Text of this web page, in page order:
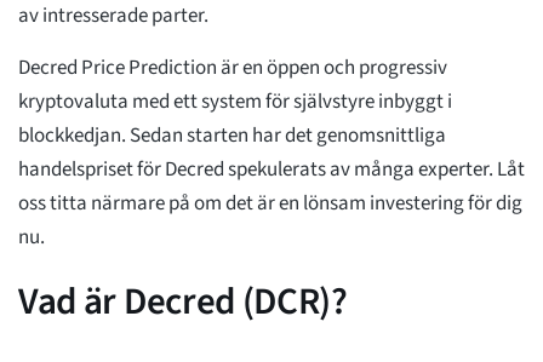
av intresserade parter.
Decred Price Prediction är en öppen och progressiv
kryptovaluta med ett system för självstyre inbyggt i
blockkedjan. Sedan starten har det genomsnittliga
handelspriset för Decred spekulerats av många experter. Låt
oss titta närmare på om det är en lönsam investering för dig
nu.
Vad är Decred (DCR)?